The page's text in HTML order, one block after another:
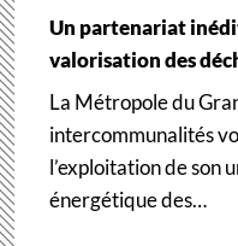
Un partenariat
valorisation des
La Métropole du
intercommunalités
l’exploitation de son
énergétique des…